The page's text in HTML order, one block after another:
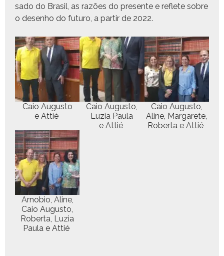
sa­do do Brasil, as razões do pre­sente e reflete sobre
o desen­ho do futuro, a par­tir de 2022.
Caio Augus­to
e Attié
Caio Augus­to,
Luzia Paula
e Attié
Caio Augus­to,
Aline, Mar­garete,
Rober­ta e Attié
Arnobio, Aline,
Caio Augus­to,
Rober­ta, Luzia
Paula e Attié